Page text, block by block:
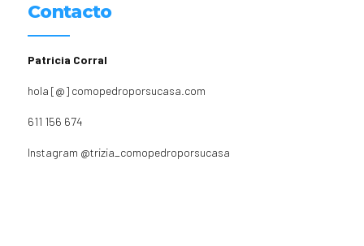
Contacto
Patricia Corral
hola [@] comopedroporsucasa.com
611 156 674
Instagram @trizia_comopedroporsucasa